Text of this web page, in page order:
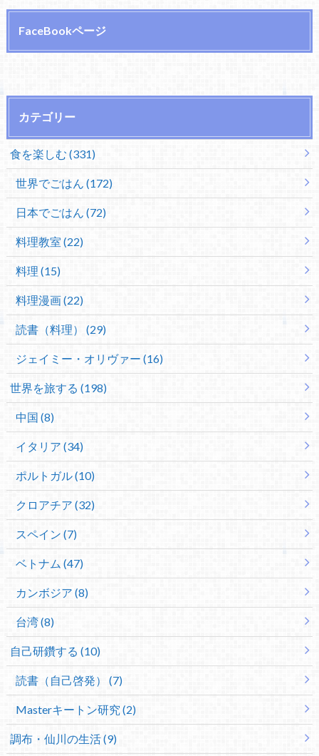
FaceBookページ
カテゴリー
食を楽しむ (331)
世界でごはん (172)
日本でごはん (72)
料理教室 (22)
料理 (15)
料理漫画 (22)
読書（料理） (29)
ジェイミー・オリヴァー (16)
世界を旅する (198)
中国 (8)
イタリア (34)
ポルトガル (10)
クロアチア (32)
スペイン (7)
ベトナム (47)
カンボジア (8)
台湾 (8)
自己研鑽する (10)
読書（自己啓発） (7)
Masterキートン研究 (2)
調布・仙川の生活 (9)